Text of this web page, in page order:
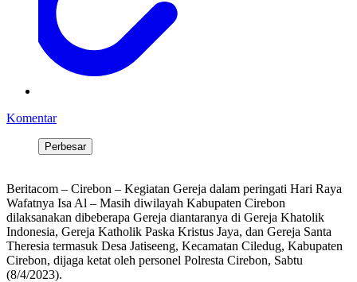
Komentar
Perbesar
Beritacom – Cirebon – Kegiatan Gereja dalam peringati Hari Raya
Wafatnya Isa Al – Masih diwilayah Kabupaten Cirebon
dilaksanakan dibeberapa Gereja diantaranya di Gereja Khatolik
Indonesia, Gereja Katholik Paska Kristus Jaya, dan Gereja Santa
Theresia termasuk Desa Jatiseeng, Kecamatan Ciledug, Kabupaten
Cirebon, dijaga ketat oleh personel Polresta Cirebon, Sabtu
(8/4/2023).